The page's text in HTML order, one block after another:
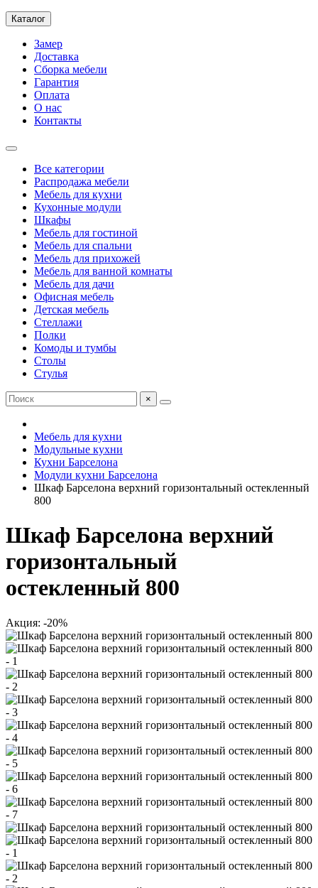
Каталог
Замер
Доставка
Сборка мебели
Гарантия
Оплата
О нас
Контакты
Все категории
Распродажа мебели
Мебель для кухни
Кухонные модули
Шкафы
Мебель для гостиной
Мебель для спальни
Мебель для прихожей
Мебель для ванной комнаты
Мебель для дачи
Офисная мебель
Детская мебель
Стеллажи
Полки
Комоды и тумбы
Столы
Стулья
×
Мебель для кухни
Модульные кухни
Кухни Барселона
Модули кухни Барселона
Шкаф Барселона верхний горизонтальный остекленный
800
Шкаф Барселона верхний
горизонтальный
остекленный 800
Акция: -20%